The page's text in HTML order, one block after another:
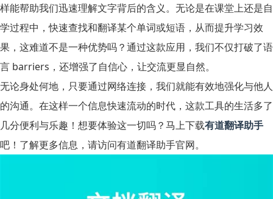
样能帮助我们迅速理解文字背后的含义。无论是在课堂上还是自
学过程中，快速查找和翻译某个单词或短语，从而提升学习效
果，这难道不是一种优势吗？通过这款应用，我们不仅打破了语
言 barriers，还增强了自信心，让交流更显自然。
无论身处何地，只要通过网络连接，我们就能有效地强化与他人
的沟通。在这样一个信息快速流动的时代，这款工具的生活多了
几分便利与乐趣！想要体验这一切吗？马上下载有道翻译助手
吧！了解更多信息，请访问有道翻译助手官网。